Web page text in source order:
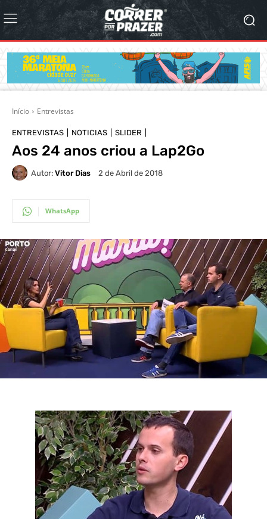
Início Entrevistas
ENTREVISTAS NOTICIAS SLIDER
Aos 24 anos criou a Lap2Go
Autor: Vitor Dias 2 de Abril de 2018
WhatsApp